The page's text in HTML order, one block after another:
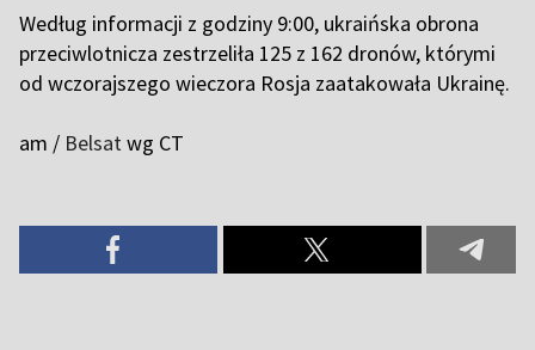
Według informacji z godziny 9:00, ukraińska obrona
przeciwlotnicza zestrzeliła 125 z 162 dronów, którymi
od wczorajszego wieczora Rosja zaatakowała Ukrainę.
am / Belsatwg CT